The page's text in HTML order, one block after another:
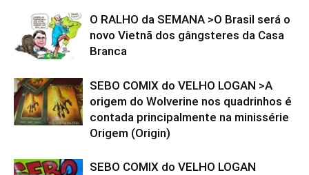
O RALHO da SEMANA >O Brasil será o
novo Vietnã dos gângsteres da Casa
Branca
SEBO COMIX do VELHO LOGAN >A
origem do Wolverine nos quadrinhos é
contada principalmente na minissérie
Origem (Origin)
SEBO COMIX do VELHO LOGAN